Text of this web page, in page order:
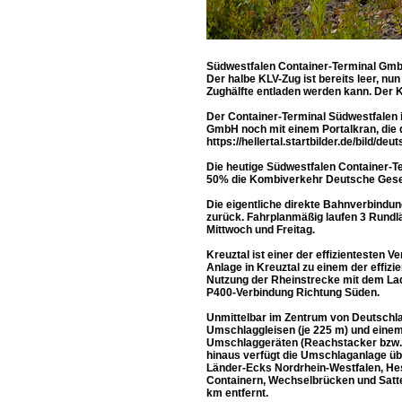
Südwestfalen Container-Terminal
Der halbe KLV-Zug ist bereits leer,
Zughälfte entladen werden kann. Der
Der Container-Terminal
GmbH noch mit einem Portalkran,
https://hellertal.startbilder.de/bild/
Die heutige Südwestfalen Container-
50% die Kombiverkehr Deutsche
Die eigentliche direkte
zurück. Fahrplanmäßig laufen 3
Mittwoch und Freitag.
Kreuztal ist einer der effizientesten
Anlage in Kreuztal zu einem der
Nutzung der Rheinstrecke mit dem
P400-Verbindung Richtung Süden.
Unmittelbar im Zentrum von
Umschlaggleisen (je 225 m) und
Umschlaggeräten (Reachstacker
hinaus verfügt die Umschlaganlage
Länder-Ecks Nordrhein-Westfalen,
Containern, Wechselbrücken und
km entfernt.